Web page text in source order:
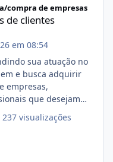
compra de empresas
de clientes
em 08:54
sua atuação no
e busca adquirir
empresas,
que desejam
ou reduzir sua
clientes ativos de
237 visualizações